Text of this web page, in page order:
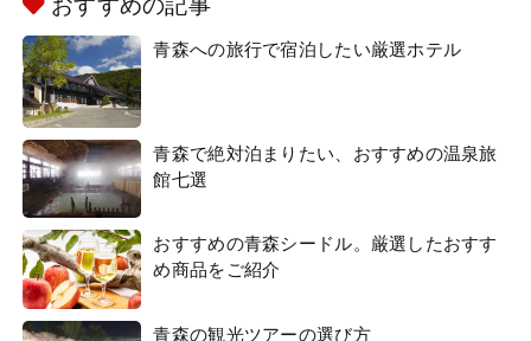
青森への旅行で宿泊したい厳選ホテル
青森で絶対泊まりたい、おすすめの温泉旅
館七選
おすすめの青森シードル。厳選したおすす
め商品をご紹介
青森の観光ツアーの選び方